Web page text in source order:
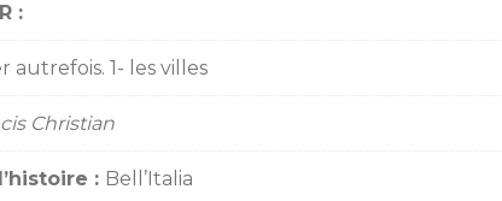
:
autrefois. 1- les villes
Christian
: Bell’Italia